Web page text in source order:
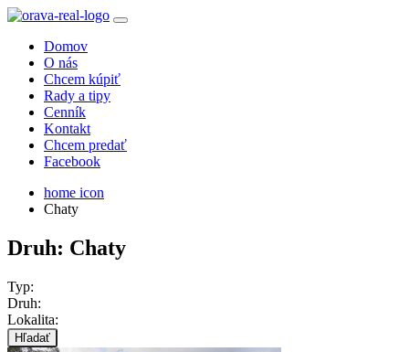
Domov
O nás
Chcem kúpiť
Rady a tipy
Cenník
Kontakt
Chcem predať
Facebook
home icon
Chaty
Druh: Chaty
Typ:
Druh:
Lokalita:
Hľadať